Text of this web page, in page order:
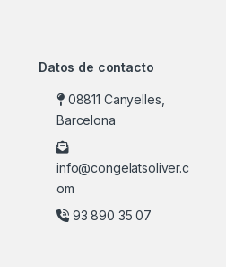
Datos de contacto
08811 Canyelles,
Barcelona
info@congelatsoliver.c
om
93 890 35 07